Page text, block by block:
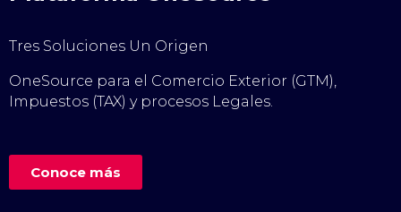
Tres Soluciones Un Origen
OneSource para el Comercio Exterior (GTM),
Impuestos (TAX) y procesos Legales.
Conoce más